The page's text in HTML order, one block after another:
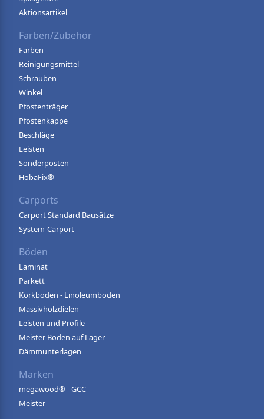
Aktionsartikel
Farben/Zubehör
Farben
Reinigungsmittel
Schrauben
Winkel
Pfostenträger
Pfostenkappe
Beschläge
Leisten
Sonderposten
HobaFix®
Carports
Carport Standard Bausätze
System-Carport
Böden
Laminat
Parkett
Korkboden - Linoleumboden
Massivholzdielen
Leisten und Profile
Meister Böden auf Lager
Dämmunterlagen
Marken
megawood® - GCC
Meister